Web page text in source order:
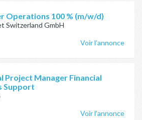
Operations 100 % (m/w/d)
Switzerland GmbH
Voir l'annonce
Project Manager Financial
Support
Voir l'annonce